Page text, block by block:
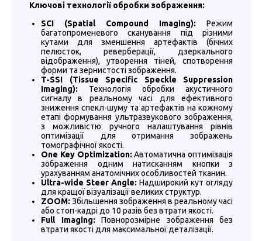
Ключові технології обробки зображення:
SCI (Spatial Compound Imaging): Режим
багатопроменевого сканування під різними
кутами для зменшення артефактів (бічних
пелюсток, реверберації, дзеркального
відображення), утворення тіней, спотворення
форми та зернистості зображення.
T-SSI (Tissue Specific Speckle Suppression
Imaging): Технологія обробки акустичного
сигналу в реальному часі для ефективного
зниження спекл-шуму та артефактів на кожному
етапі формування ультразвукового зображення,
з можливістю ручного налаштування рівнів
оптимізації для отримання зображень
томографічної якості.
One Key Optimization: Автоматична оптимізація
зображення одним натисканням кнопки з
урахуванням анатомічних особливостей тканин.
Ultra-wide Steer Angle: Надширокий кут огляду
для кращої візуалізації великих структур.
ZOOM: Збільшення зображення в реальному часі
або стоп-кадрі до 10 разів без втрати якості.
Full Imaging: Повнорозмірне зображення без
втрати якості для максимальної деталізації.